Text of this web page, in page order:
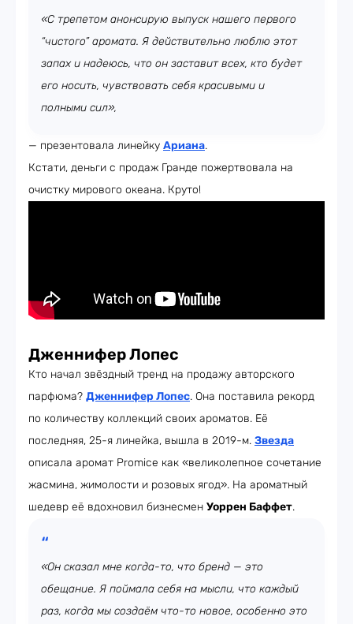
«С трепетом анонсирую выпуск нашего первого
“чистого” аромата. Я действительно люблю этот
запах и надеюсь, что он заставит всех, кто будет
его носить, чувствовать себя красивыми и
полными сил»,
— презентовала линейку Ариана.
Кстати, деньги с продаж Гранде пожертвовала на
очистку мирового океана. Круто!
Дженнифер Лопес
Кто начал звёздный тренд на продажу авторского
парфюма? Дженнифер Лопес. Она поставила рекорд
по количеству коллекций своих ароматов. Её
последняя, 25-я линейка, вышла в 2019-м. Звезда
описала аромат Promice как «великолепное сочетание
жасмина, жимолости и розовых ягод». На ароматный
шедевр её вдохновил бизнесмен Уоррен Баффет.
«Он сказал мне когда-то, что бренд — это
обещание. Я поймала себя на мысли, что каждый
раз, когда мы создаём что-то новое, особенно это